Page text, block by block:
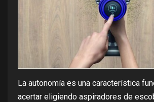
La autonomía es una característica
acertar eligiendo aspiradores de